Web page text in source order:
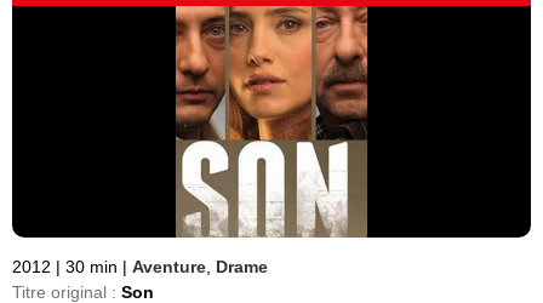
2012 | 30 min | Aventure Drame
Titre original : Son